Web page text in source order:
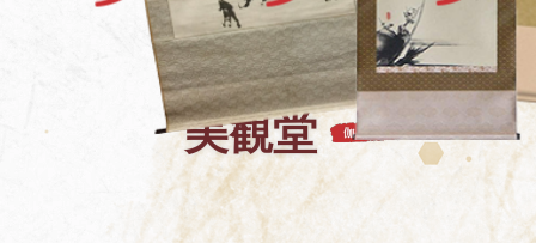
掛軸の
高価買取なら
美観堂